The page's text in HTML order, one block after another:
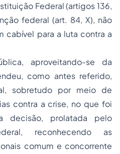
Federal (artigos 136,
federal (art. 84, X), não
cabível para a luta contra a
aproveitando-se da
como antes referido,
sobretudo por meio de
contra a crise, no que foi
decisão, prolatada pelo
reconhecendo as
comum e concorrente